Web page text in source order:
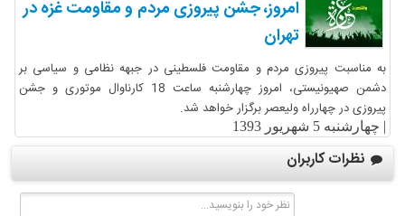
امروز، جشن پیروزی مردم و مقاومت غزه در
تهران
به مناسبت پیروزی مردم و مقاومت فلسطینی در جبهه نظامی و سیاسی بر
دشمن صهیونیستی، امروز چهارشنبه ساعت 18 کارناوال موتوری و جشن
پیروزی در چهارراه ولیعصر برگزار خواهد شد.
| چهارشنبه 5 شهریور 1393
نظرات کاربران